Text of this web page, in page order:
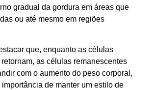
gradual da gordura em áreas que
ou até mesmo em regiões
que, enquanto as células
as células remanescentes
com o aumento do peso corporal,
de manter um estilo de